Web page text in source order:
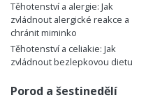
Těhotenství a alergie: Jak
zvládnout alergické reakce a
chránit miminko
Těhotenství a celiakie: Jak
zvládnout bezlepkovou dietu
Porod a šestinedělí